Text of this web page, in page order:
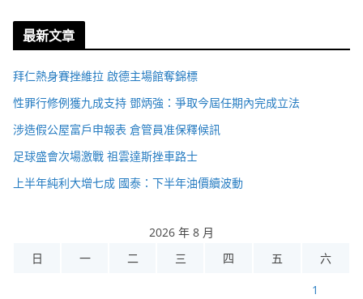
最新文章
拜仁熱身賽挫維拉 啟德主場館奪錦標
性罪行修例獲九成支持 鄧炳強：爭取今屆任期內完成立法
涉造假公屋富戶申報表 倉管員准保釋候訊
足球盛會次場激戰 祖雲達斯挫車路士
上半年純利大增七成 國泰：下半年油價續波動
2026 年 8 月
日
一 二 三 四 五 六
1